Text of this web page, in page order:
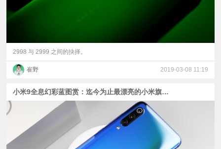
2998 与 2999 之间的抉择。
崔野 2019-03-08 11:19
小米9全息幻彩蓝图赏：迄今为止最漂亮的小米旗舰？